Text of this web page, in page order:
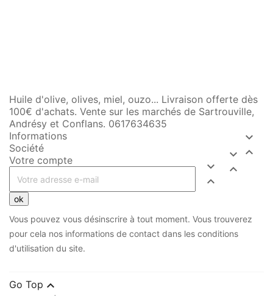
Huile d'olive, olives, miel, ouzo... Livraison offerte dès
100€ d'achats. Vente sur les marchés de Sartrouville,
Andrésy et Conflans. 0617634635
Informations


Société


Votre compte


ok
Vous pouvez vous désinscrire à tout moment. Vous trouverez
pour cela nos informations de contact dans les conditions
d'utilisation du site.
Go Top 